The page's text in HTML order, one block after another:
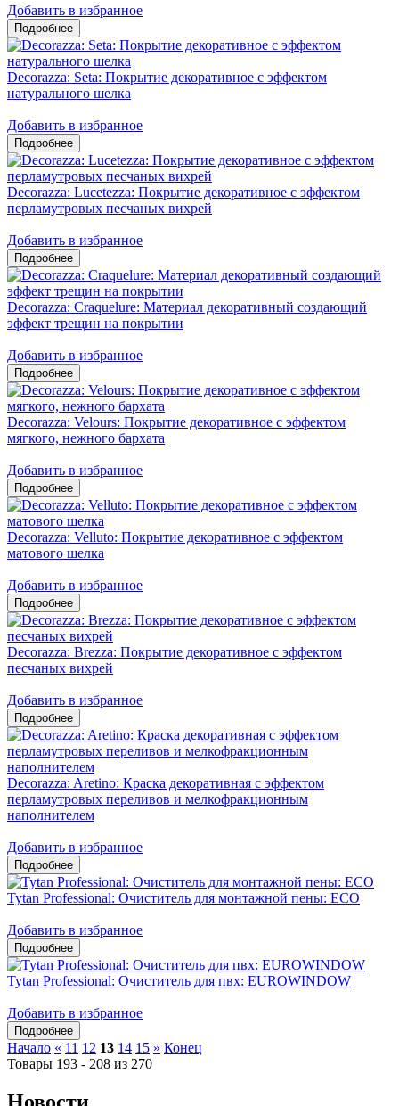
Добавить в избранное
Decorazza: Seta: Покрытие декоративное с эффектом
натурального шелка
Добавить в избранное
Decorazza: Lucetezza: Покрытие декоративное с эффектом
перламутровых песчаных вихрей
Добавить в избранное
Decorazza: Craquelure: Материал декоративный создающий
эффект трещин на покрытии
Добавить в избранное
Decorazza: Velours: Покрытие декоративное с эффектом
мягкого, нежного бархата
Добавить в избранное
Decorazza: Velluto: Покрытие декоративное с эффектом
матового шелка
Добавить в избранное
Decorazza: Brezza: Покрытие декоративное с эффектом
песчаных вихрей
Добавить в избранное
Decorazza: Aretino: Краска декоративная с эффектом
перламутровых переливов и мелкофракционным
наполнителем
Добавить в избранное
Tytan Professional: Очиститель для монтажной пены: ЕСО
Добавить в избранное
Tytan Professional: Очиститель для пвх: EUROWINDOW
Добавить в избранное
Начало « 11 12 13 14 15 » Конец
Товары 193 - 208 из 270
Новости